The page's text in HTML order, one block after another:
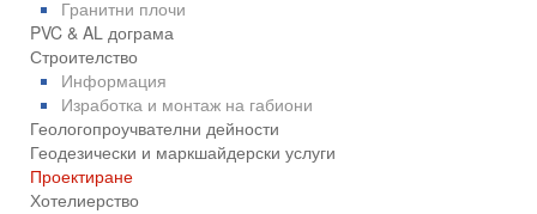
Гранитни плочи
PVC & AL дограма
Строителство
Информация
Изработка и монтаж на габиони
Геологопроучвателни дейности
Геодезически и маркшайдерски услуги
Проектиране
Хотелиерство